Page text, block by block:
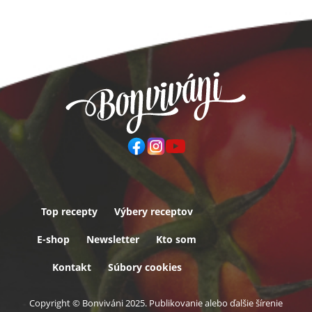
Top recepty Výbery receptov
E-shop Newsletter Kto som
Kontakt Súbory cookies
Copyright © Bonviváni 2025. Publikovanie alebo ďalšie šírenie